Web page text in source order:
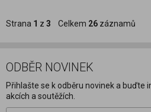
Strana 1 z 3 Celkem 26 záznamů
ODBĚR NOVINEK
Přihlašte se k odběru novinek a buďte
akcích a soutěžích.